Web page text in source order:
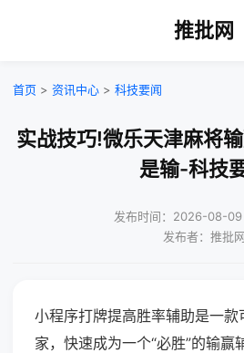
推批网
首页 > 资讯中心 > 科技要闻
实战技巧!微乐天津麻将
是输-科技
发布时间：2026-08-09
发布者：推批网
小程序打牌提高胜率辅助是一
家，快速成为一个“必胜”的输赢